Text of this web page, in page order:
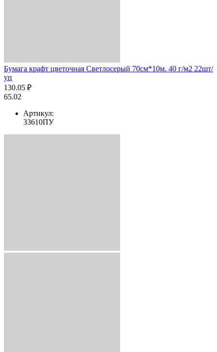
Бумага крафт цветочная Светлосерый 70см*10м. 40 г/м2 22шт/
уп
130.05 ₽
65.02
Артикул:
33610ПУ